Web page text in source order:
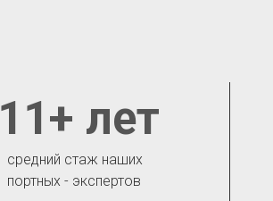
средний стаж наших
портных - экспертов
11+ лет